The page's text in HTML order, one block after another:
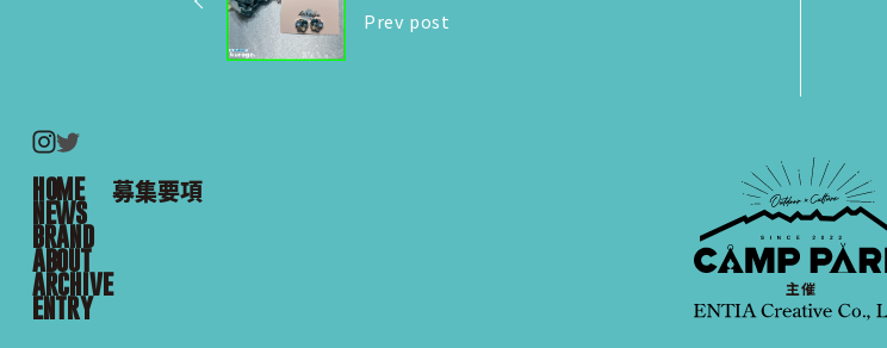
Prev post
HOME
NEWS
BRAND
ABOUT
ARCHIVE
ENTRY
募集要項
主催